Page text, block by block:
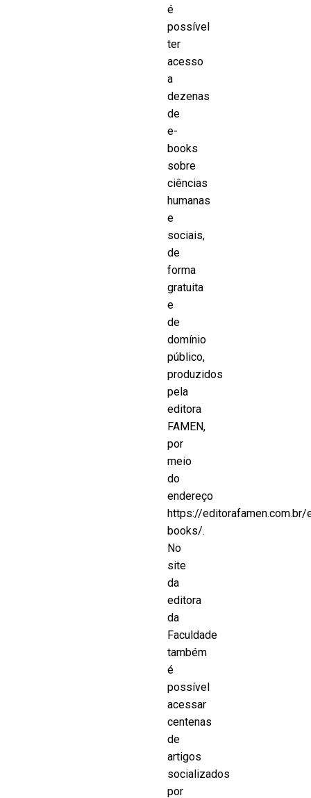
é
possível
ter
acesso
a
dezenas
de
e-
books
sobre
ciências
humanas
e
sociais,
de
forma
gratuita
e
de
domínio
público,
produzidos
pela
editora
FAMEN,
por
meio
do
endereço
https://editorafamen.com.br/
books/.
No
site
da
editora
da
Faculdade
também
é
possível
acessar
centenas
de
artigos
socializados
por